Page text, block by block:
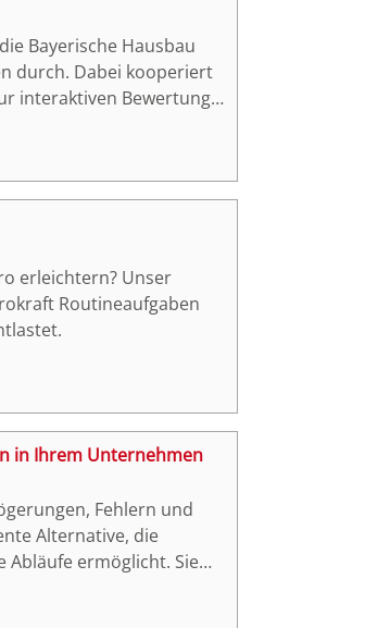
Bayerische Hausbau
durch. Dabei kooperiert
interaktiven Bewertung
erleichtern? Unser
Routineaufgaben
in Ihrem Unternehmen
Fehlern und
Alternative, die
Abläufe ermöglicht. Sie
Projektqualität und